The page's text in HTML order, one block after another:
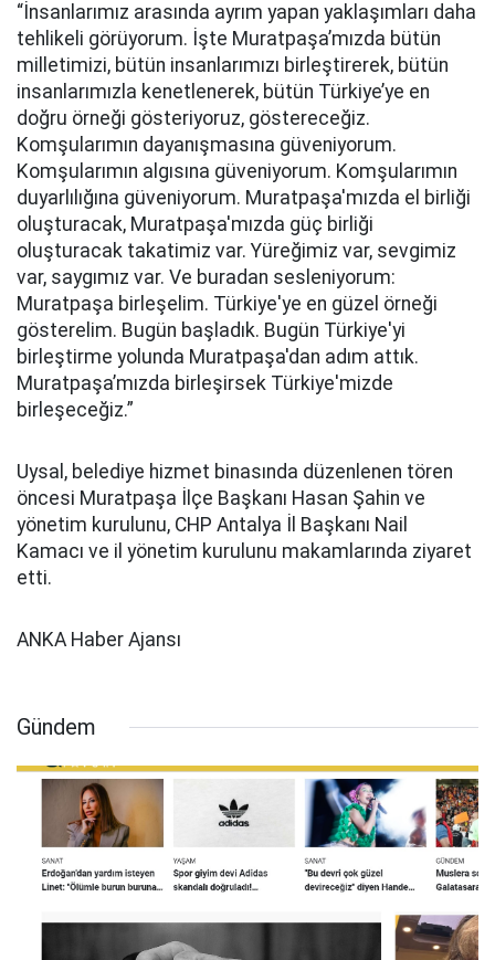
“İnsanlarımız arasında ayrım yapan yaklaşımları daha
tehlikeli görüyorum. İşte Muratpaşa’mızda bütün
milletimizi, bütün insanlarımızı birleştirerek, bütün
insanlarımızla kenetlenerek, bütün Türkiye’ye en
doğru örneği gösteriyoruz, göstereceğiz.
Komşularımın dayanışmasına güveniyorum.
Komşularımın algısına güveniyorum. Komşularımın
duyarlılığına güveniyorum. Muratpaşa'mızda el birliği
oluşturacak, Muratpaşa'mızda güç birliği
oluşturacak takatimiz var. Yüreğimiz var, sevgimiz
var, saygımız var. Ve buradan sesleniyorum:
Muratpaşa birleşelim. Türkiye'ye en güzel örneği
gösterelim. Bugün başladık. Bugün Türkiye'yi
birleştirme yolunda Muratpaşa'dan adım attık.
Muratpaşa’mızda birleşirsek Türkiye'mizde
birleşeceğiz.”
Uysal, belediye hizmet binasında düzenlenen tören
öncesi Muratpaşa İlçe Başkanı Hasan Şahin ve
yönetim kurulunu, CHP Antalya İl Başkanı Nail
Kamacı ve il yönetim kurulunu makamlarında ziyaret
etti.
ANKA Haber Ajansı
Gündem